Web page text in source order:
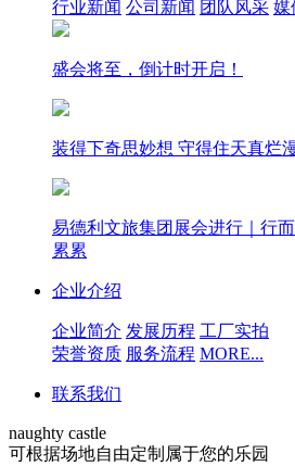
行业新闻 公司新闻 团队风采 媒
盛会将至，倒计时开启！
装得下奇思妙想 守得住天真烂
易德利文旅集团展会进行｜行
累累
企业介绍
企业简介 发展历程 工厂实拍
荣誉资质 服务流程 MORE...
联系我们
naughty castle
可根据场地自由定制属于您的乐园